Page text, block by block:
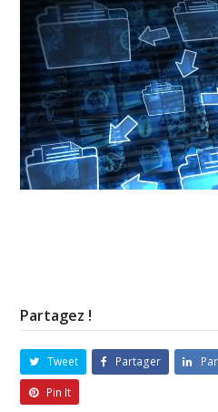
Partagez !
Tweet Partager
Pin It